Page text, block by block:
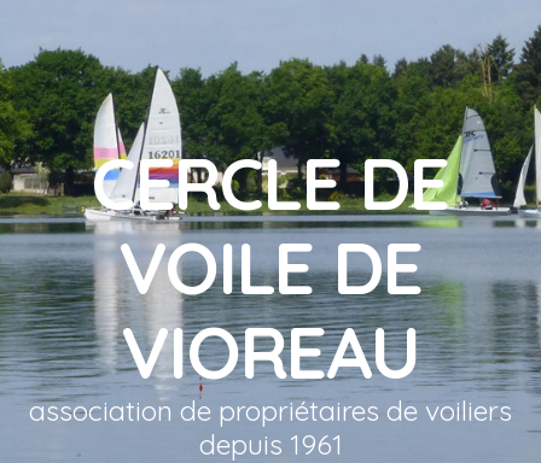
CERCLE DE
VOILE DE
VIOREAU
association de propriétaires de voiliers
depuis 1961